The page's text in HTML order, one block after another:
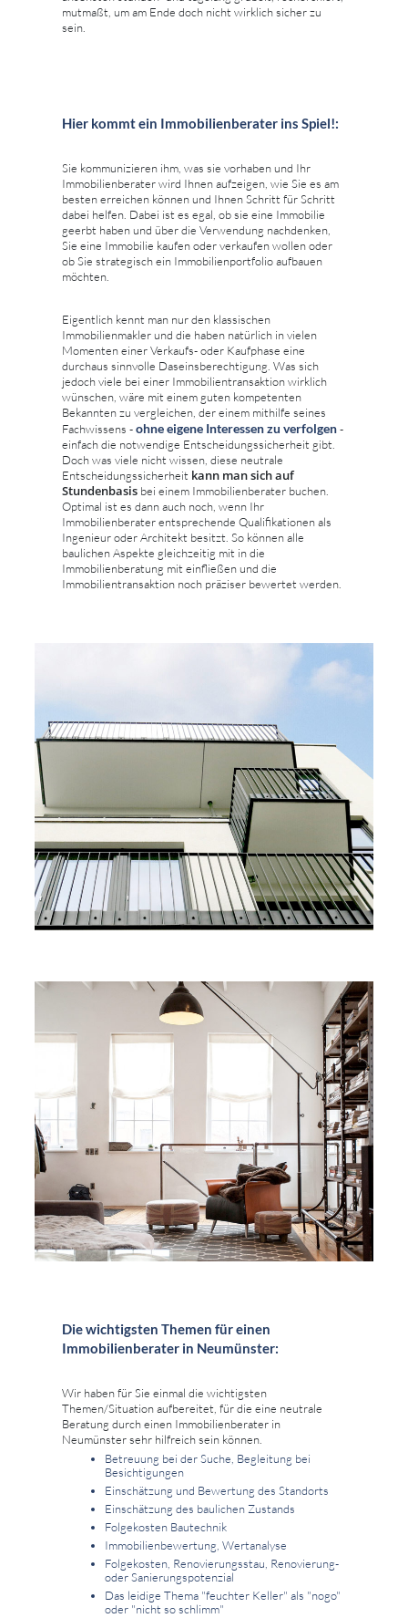
mutmaßt, um am Ende doch nicht wirklich sicher zu
sein.
Hier kommt ein Immobilienberater ins Spiel!:
Sie kommunizieren ihm, was sie vorhaben und Ihr
Immobilienberater wird Ihnen aufzeigen, wie Sie es am
besten erreichen können und Ihnen Schritt für Schritt
dabei helfen. Dabei ist es egal, ob sie eine Immobilie
geerbt haben und über die Verwendung nachdenken,
Sie eine Immobilie kaufen oder verkaufen wollen oder
ob Sie strategisch ein Immobilienportfolio aufbauen
möchten.
Eigentlich kennt man nur den klassischen
Immobilienmakler und die haben natürlich in vielen
Momenten einer Verkaufs- oder Kaufphase eine
durchaus sinnvolle Daseinsberechtigung. Was sich
jedoch viele bei einer Immobilientransaktion wirklich
wünschen, wäre mit einem guten kompetenten
Bekannten zu vergleichen, der einem mithilfe seines
Fachwissens -ohne eigene Interessen zu verfolgen-
einfach die notwendige Entscheidungssicherheit gibt.
Doch was viele nicht wissen, diese neutrale
Entscheidungssicherheit kann man sich auf
Stundenbasis bei einem Immobilienberater buchen.
Optimal ist es dann auch noch, wenn Ihr
Immobilienberater entsprechende Qualifikationen als
Ingenieur oder Architekt besitzt. So können alle
baulichen Aspekte gleichzeitig mit in die
Immobilienberatung mit einfließen und die
Immobilientransaktion noch präziser bewertet werden.
Die wichtigsten Themen für einen
Immobilienberater in Neumünster:
Wir haben für Sie einmal die wichtigsten
Themen/Situation aufbereitet, für die eine neutrale
Beratung durch einen Immobilienberater in
Neumünster sehr hilfreich sein können.
Betreuung bei der Suche, Begleitung bei
Besichtigungen
Einschätzung und Bewertung des Standorts
Einschätzung des baulichen Zustands
Folgekosten Bautechnik
Immobilienbewertung, Wertanalyse
Folgekosten, Renovierungsstau, Renovierung-
oder Sanierungspotenzial
Das leidige Thema "feuchter Keller" als "nogo"
oder "nicht so schlimm"